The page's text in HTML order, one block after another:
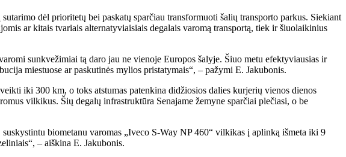
dėl prioritetų bei paskatų sparčiau transformuoti šalių transporto parkus. Siekiant
ar kitais tvariais alternatyviaisiais degalais varomą transportą, tiek ir šiuolaikinius
sunkvežimiai tą daro jau ne vienoje Europos šalyje. Šiuo metu efektyviausias ir
miestuose ar paskutinės mylios pristatymais“, – pažymi E. Jakubonis.
iki 300 km, o toks atstumas patenkina didžiosios dalies kurjerių vienos dienos
vilkikus. Šių degalų infrastruktūra Senajame žemyne sparčiai plečiasi, o be
biometanu varomas „Iveco S-Way NP 460“ vilkikas į aplinką išmeta iki 9
– aiškina E. Jakubonis.